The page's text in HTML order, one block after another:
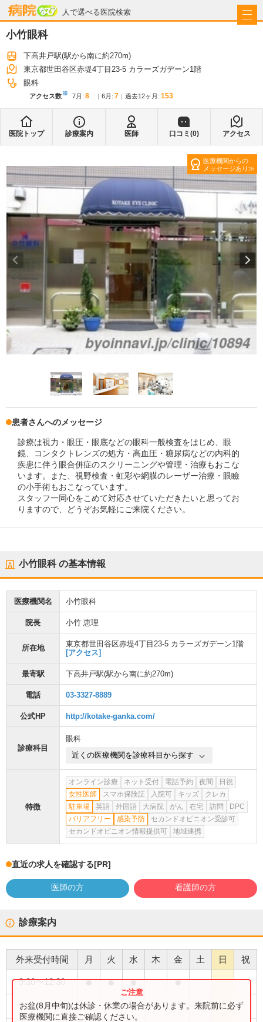
人で選べる医院検索
病院なび
小竹眼科
下高井戸駅(駅から南に約270m)
東京都世田谷区赤堤4丁目23-5 カラーズガデーン1階
眼科
アクセス数※ 7月 : 8 6月 : 7 過去12ヶ月: 153
医院トップ 診療案内 医師 口コミ(0) アクセス
医療機関からの
メッセージあり
患者さんへのメッセージ
診療は視力・眼圧・眼底などの眼科一般検査をはじめ、眼
鏡、コンタクトレンズの処方・高血圧・糖尿病などの内科的
疾患に伴う眼合併症のスクリーニングや管理・治療もおこな
います。また、視野検査・虹彩や網膜のレーザー治療・眼瞼
の小手術もおこなっています。
スタッフ一同心をこめて対応させていただきたいと思ってお
りますので、どうぞお気軽にご来院ください。
小竹眼科の基本情報
医療機関名 小竹眼科
院長 小竹 恵理
所在地
東京都世田谷区赤堤4丁目23-5 カラーズガデーン1階
[アクセス]
最寄駅 下高井戸駅(駅から南に約270m)
電話 03-3327-8889
公式HP http://kotake-ganka.com/
診療科目
眼科
近くの医療機関を診療科目から探す
特徴
オンライン診療 ネット受付 電話予約 夜間
日祝
女性医師
スマホ保険証 入院可 キッズ
クレカ
駐車場
英語 外国語 大病院 がん 在宅 訪問
DPC
バリアフリー
感染予防
セカンドオピニオン受診可
セカンドオピニオン情報提供可
地域連携
直近の求人を確認する[PR]
医師の方 看護師の方
診療案内
外来受付時間 月 火 水 木 金 土 日 祝
9:30〜12:30 ● ● ● ●
9:30〜13:00 ●
お盆(8月中旬)は休診・休業の場合があります。来院前に必ず
医療機関に直接ご確認ください。